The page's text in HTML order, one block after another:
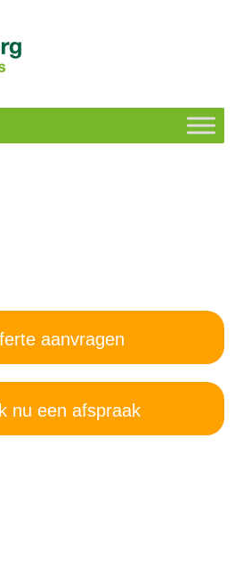
aanvragen
nu een afspraak